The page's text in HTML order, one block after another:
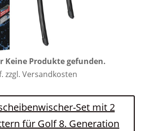
Keine Produkte gefunden.
zzgl. Versandkosten
Set mit 2
für Golf 8. Generation